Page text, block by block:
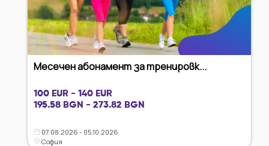
Месечен абонамент за тренировк...
100 EUR - 140 EUR
195.58 BGN - 273.82 BGN
07.08.2026 - 05.10.2026
София